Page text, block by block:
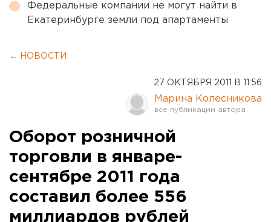
Федеральные компании не могут найти в
Екатеринбурге земли под апартаменты
← НОВОСТИ
27 ОКТЯБРЯ 2011 В 11:56
Марина Колесникова
Оборот розничной
торговли в январе-
сентябре 2011 года
составил более 556
миллиардов рублей